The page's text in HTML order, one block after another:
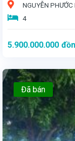
NGUYỄN PHƯỚC
4
5.900.000.000
Đã bán